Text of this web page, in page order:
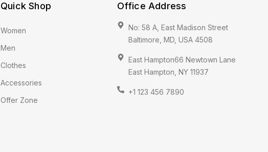
Quick Shop
Women
Men
Clothes
Accessories
Offer Zone
Office Address
No: 58 A, East Madison Street
Baltimore, MD, USA 4508
East Hampton66 Newtown Lane
East Hampton, NY 11937
+1 123 456 7890